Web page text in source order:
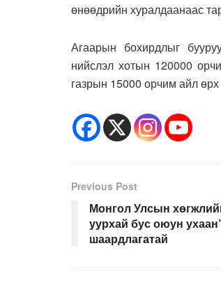
өнөөдрийн хуралдаанаас
Агаарын бохирдлыг
нийслэл хотын 120000
газрын 15000 орчим айл
Previous Post
Монгол Улсын
уурхай бус оюун
шаардлагатай